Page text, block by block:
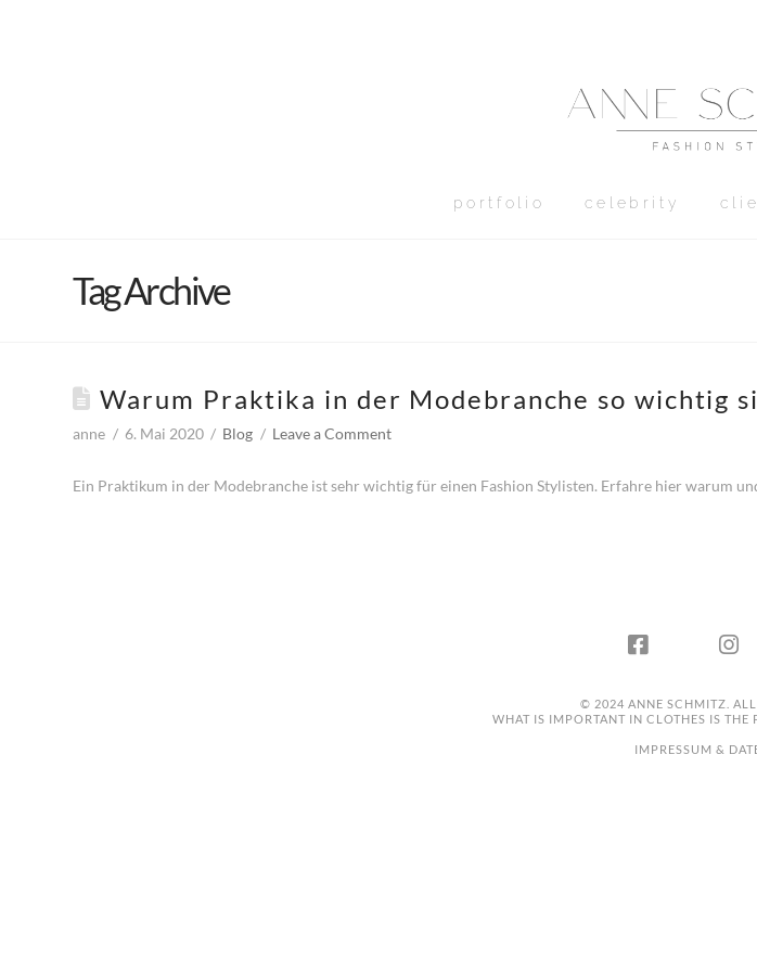
portfolio celebrity
Tag Archive
Warum Praktika in der Modebranche so wichtig
anne 6. Mai 2020 Blog Leave a Comment
Ein Praktikum in der Modebranche ist sehr wichtig für einen Fashion Stylisten. Erfahre hier warum
© 2024 ANNE SCHMITZ. ALL
WHAT IS IMPORTANT IN CLOTHES IS THE
IMPRESSUM &